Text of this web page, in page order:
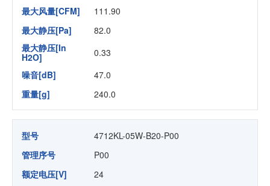
最大风量[CFM]
111.90
最大静压[Pa]
82.0
最大静压[In
H2O]
0.33
噪音[dB]
47.0
重量[g]
240.0
型号
4712KL-05W-B20-P00
管理序号
P00
额定电压[V]
24